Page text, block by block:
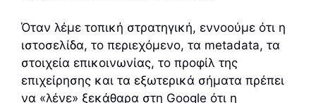
Όταν λέμε τοπική στρατηγική, εννοούμε ότι η
ιστοσελίδα, το περιεχόμενο, τα metadata, τα
στοιχεία επικοινωνίας, το προφίλ της
επιχείρησης και τα εξωτερικά σήματα πρέπει
να «λένε» ξεκάθαρα στη Google ότι η